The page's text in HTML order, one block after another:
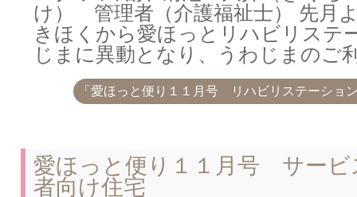
け） 管理者（介護福祉士） 先月
きほくから愛ほっとリハビリステ
じまに異動となり、うわじまの
「愛ほっと便り１１月号 リハビリステーショ
愛ほっと便り１１月号 サービ
者向け住宅